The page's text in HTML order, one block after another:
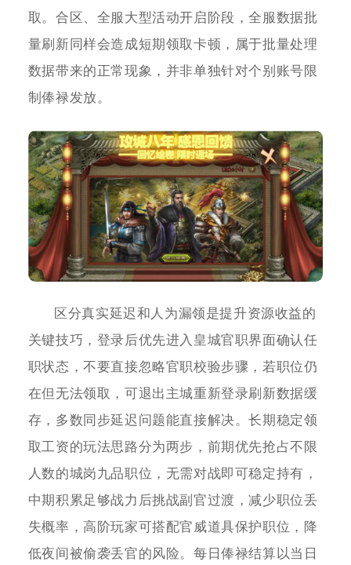
取。合区、全服大型活动开启阶段，全服数据批
量刷新同样会造成短期领取卡顿，属于批量处理
数据带来的正常现象，并非单独针对个别账号限
制俸禄发放。
区分真实延迟和人为漏领是提升资源收益的
关键技巧，登录后优先进入皇城官职界面确认任
职状态，不要直接忽略官职校验步骤，若职位仍
在但无法领取，可退出主城重新登录刷新数据缓
存，多数同步延迟问题能直接解决。长期稳定领
取工资的玩法思路分为两步，前期优先抢占不限
人数的城岗九品职位，无需对战即可稳定持有，
中期积累足够战力后挑战副官过渡，减少职位丢
失概率，高阶玩家可搭配官威道具保护职位，降
低夜间被偷袭丢官的风险。每日俸禄结算以当日